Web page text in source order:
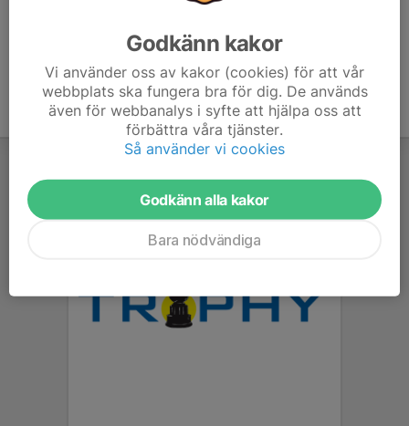
Godkänn kakor
Vi använder oss av kakor (cookies) för att vår
webbplats ska fungera bra för dig. De används
även för webbanalys i syfte att hjälpa oss att
förbättra våra tjänster.
Så använder vi cookies
Godkänn alla kakor
Bara nödvändiga